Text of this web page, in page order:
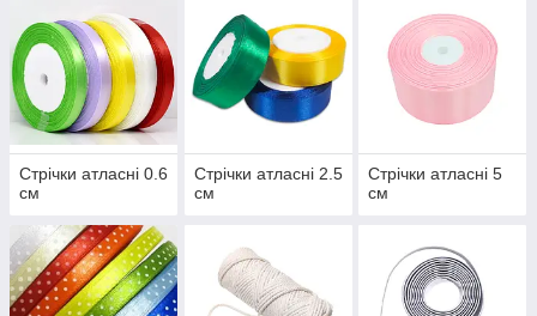
Стрічки атласні 0.6
см
Стрічки атласні 2.5
см
Стрічки атласні 5
см